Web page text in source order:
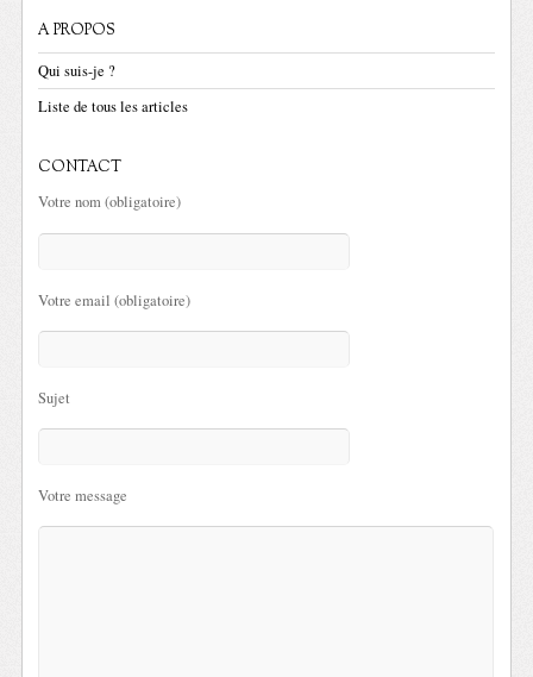
A PROPOS
Qui suis-je ?
Liste de tous les articles
CONTACT
Votre nom (obligatoire)
Votre email (obligatoire)
Sujet
Votre message